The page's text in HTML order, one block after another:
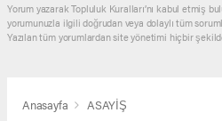
Yorum yazarak Topluluk Kuralları’nı kabul etmiş
yorumunuzla ilgili doğrudan veya dolaylı tüm
Yazılan tüm yorumlardan site yönetimi hiçbir
Anasayfa ASAYİŞ